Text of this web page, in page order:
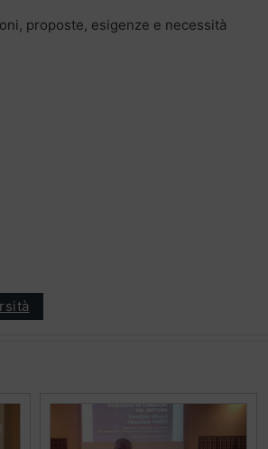
proposte, esigenze e necessità